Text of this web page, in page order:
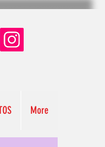
More